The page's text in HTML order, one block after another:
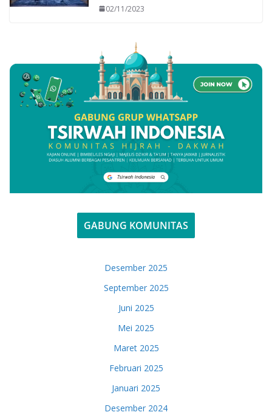
02/11/2023
GABUNG KOMUNITAS
Desember 2025
September 2025
Juni 2025
Mei 2025
Maret 2025
Februari 2025
Januari 2025
Desember 2024